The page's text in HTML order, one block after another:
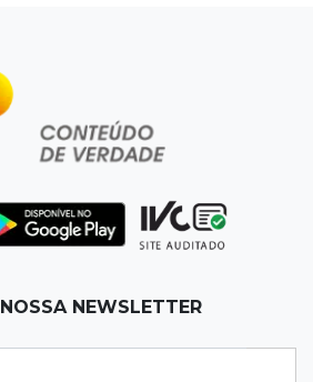
ambiental
que Imasul assuma
rodovias da Rota da
LNF, goleiro do
e casamento de bisavó são
NEWSLETTER